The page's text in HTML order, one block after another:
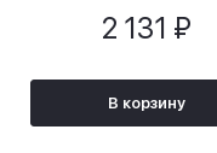
2 131 ₽
В корзину